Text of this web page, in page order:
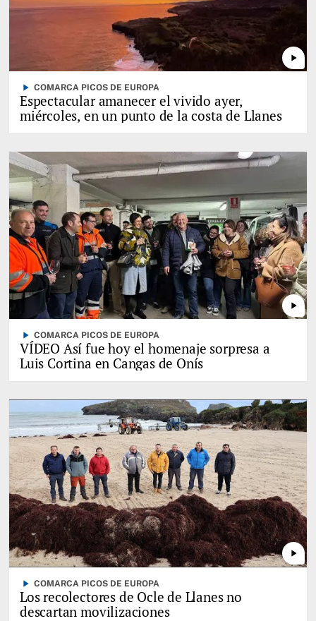
play_arrow
play_arrow COMARCA PICOS DE EUROPA
Espectacular amanecer el vivido ayer,
miércoles, en un punto de la costa de Llanes
play_arrow
play_arrow COMARCA PICOS DE EUROPA
VÍDEO Así fue hoy el homenaje sorpresa a
Luis Cortina en Cangas de Onís
play_arrow
play_arrow COMARCA PICOS DE EUROPA
Los recolectores de Ocle de Llanes no
descartan movilizaciones